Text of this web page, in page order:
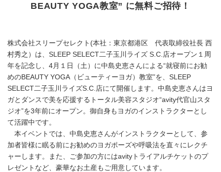
BEAUTY YOGA教室” に無料ご招待！
株式会社スリープセレクト(本社：東京都港区 代表取締役社長 西
村秀之）は、SLEEP SELECT二子玉川ライズ S.C.店オープン１周
年を記念し、4月１日（土）に中島史恵さんによる“就寝前にお勧
めのBEAUTY YOGA（ビューティーヨガ）教室”を、SLEEP
SELECT二子玉川ライズS.C.店にて開催します。中島史恵さんはヨ
ガとダンスで美を応援するトータル美容スタジオ“avity代官山スタ
ジオ”を3年前にオープン。御自身もヨガのインストラクターとし
て活躍中です。
本イベントでは、中島史恵さんがインストラクターとして、参
加者皆様に眠る前にお勧めのヨガポーズや呼吸法を直々にレクチ
ャーします。また、ご参加の方にはavityトライアルチケットのプ
レゼントなど、豪華なお土産もご用意しています。